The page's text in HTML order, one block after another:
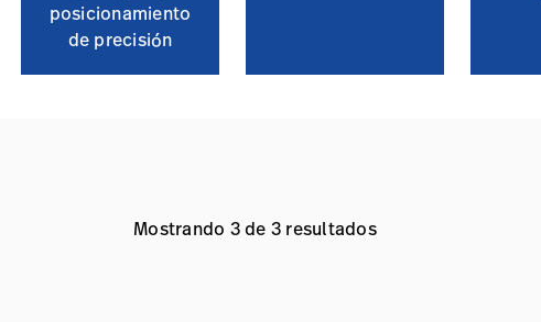
posicionamiento
de precisión
Mostrando 3 de 3 resultados